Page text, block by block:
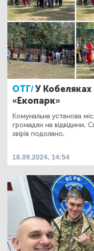
ОТГ/У
«Екопарк»
Комунальна установа
громадян на відвідини.
звірів подолано.
18.09.2024, 14:54